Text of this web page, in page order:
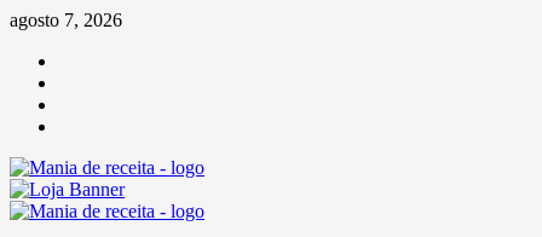
Skip
content
agosto 7, 2026
Primary